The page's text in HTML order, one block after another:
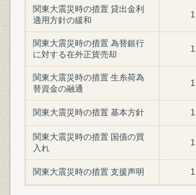
関東大震災時の措置 貸出金利
適用方針の緩和
1
関東大震災時の措置 為替銀行
に対する在外正貨売却
1
関東大震災時の措置 生糸荷為
替資金の融通
1
関東大震災時の措置 基本方針 1
関東大震災時の措置 国債の買
入れ
1
関東大震災時の措置 支援声明 1